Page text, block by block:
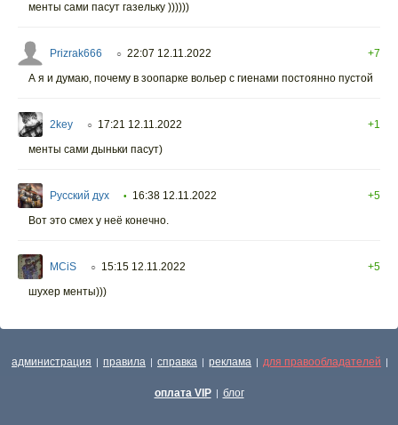
менты сами пасут газельку ))))))
Prizrak666 ○ 22:07 12.11.2022
+7
А я и думаю, почему в зоопарке вольер с гиенами постоянно пустой
2key ○ 17:21 12.11.2022
+1
менты сами дыньки пасут)
Русский дух • 16:38 12.11.2022
+5
Вот это смех у неё конечно.
MCiS ○ 15:15 12.11.2022
+5
шухер менты)))
администрация | правила | справка | реклама | для правообладателей |
оплата VIP | блог